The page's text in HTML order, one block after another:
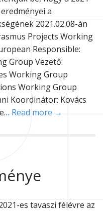
a
2021.02.08-án
Projects Working
Responsible:
Group Vezető:
Working Group
Working Group
Koordinátor: Kovács
Read more →
es tavaszi félévre az